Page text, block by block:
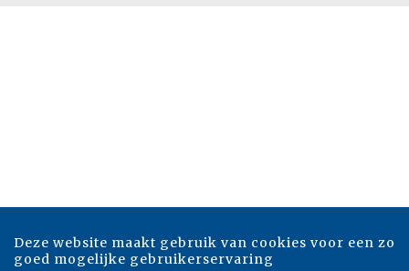
Deze website maakt gebruik van cookies voor een zo
goed mogelijke gebruikerservaring